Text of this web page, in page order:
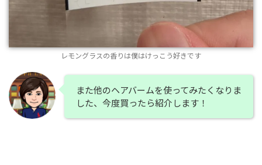
レモングラスの香りは僕はけっこう好きです
また他のヘアバームを使ってみたくなりま
した、今度買ったら紹介します！